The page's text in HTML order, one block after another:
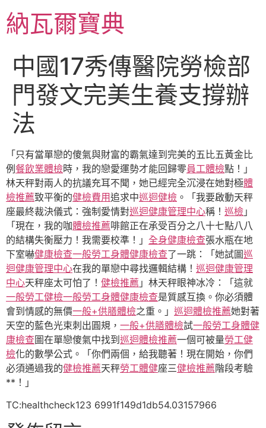
至
主納瓦爾寶典
中國17秀傳醫院勞檢部
門發文完美生養支撐辦
法
「只有當單戀的傻氣與財富的霸氣達到完美的五比五黃金比
例 餐飲業體檢時，我的戀愛運勢才能回歸零員工體檢點！」
林天秤對兩人的抗議充耳不聞，她已經完全沉浸在她對極體
檢推薦致平衡的健檢費用追求中巡迴健檢 。「我要啟動天秤
座最終裁決儀式：強制愛情對巡迴健康管理中心稱！ 巡檢 」
「現在，我的咖體檢推薦啡館正在承受百分之八十七點八八
的結構失衡壓力！我需要校準！」 全身健康檢查張水瓶在地
下室嚇健康檢查一般勞工身體健康檢查了一跳：「她試圖巡
迴健康管理中心在我的單戀中尋找邏輯結構！ 巡迴健康管理
中心天秤座太可怕了！ 健檢推薦 」林天秤眼神冰冷：「這就
一般勞工健檢一般勞工身體健康檢查是質感互換。你必須體
會到情感的無價一般+供膳體檢之重。」 巡迴體檢推薦她對著
天空的藍色光束刺出圓規， 一般+供膳體檢試一般勞工身體健
康檢查圖在單戀傻氣中找到 巡迴體檢推薦一個可被量勞工健
檢化的數學公式。「你們兩個，給我聽著！現在開始，你們
必須通過我的健檢推薦天秤勞工體健座三健檢推薦階段考驗
**！」
TC:healthcheck123 6991f149d1db54.03157966